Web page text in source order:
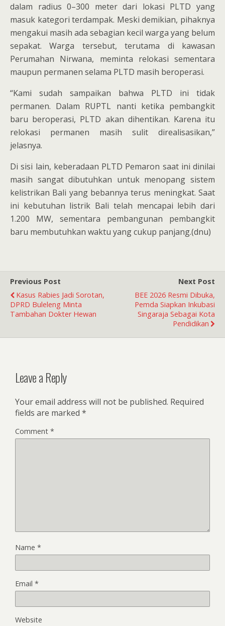
dalam radius 0–300 meter dari lokasi PLTD yang
masuk kategori terdampak. Meski demikian, pihaknya
mengakui masih ada sebagian kecil warga yang belum
sepakat. Warga tersebut, terutama di kawasan
Perumahan Nirwana, meminta relokasi sementara
maupun permanen selama PLTD masih beroperasi.
“Kami sudah sampaikan bahwa PLTD ini tidak
permanen. Dalam RUPTL nanti ketika pembangkit
baru beroperasi, PLTD akan dihentikan. Karena itu
relokasi permanen masih sulit direalisasikan,”
jelasnya.
Di sisi lain, keberadaan PLTD Pemaron saat ini dinilai
masih sangat dibutuhkan untuk menopang sistem
kelistrikan Bali yang bebannya terus meningkat. Saat
ini kebutuhan listrik Bali telah mencapai lebih dari
1.200 MW, sementara pembangunan pembangkit
baru membutuhkan waktu yang cukup panjang.(dnu)
Previous Post
Kasus Rabies Jadi Sorotan,
DPRD Buleleng Minta
Tambahan Dokter Hewan
Next Post
BEE 2026 Resmi Dibuka,
Pemda Siapkan Inkubasi
Singaraja Sebagai Kota
Pendidikan
Leave a Reply
Your email address will not be published. Required
fields are marked *
Comment *
Name *
Email *
Website